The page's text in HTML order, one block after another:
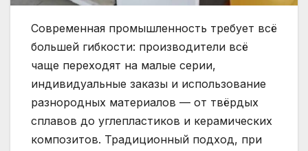
Современная промышленность требует всё
большей гибкости: производители всё
чаще переходят на малые серии,
индивидуальные заказы и использование
разнородных материалов — от твёрдых
сплавов до углепластиков и керамических
композитов. Традиционный подход, при